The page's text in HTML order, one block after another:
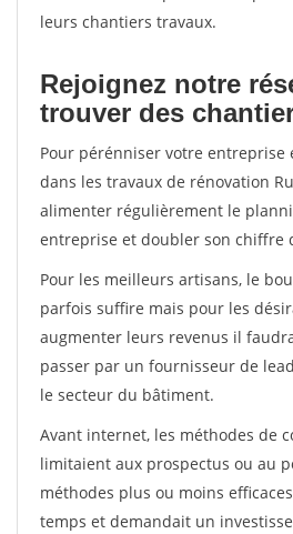
leurs chantiers travaux.
Rejoignez notre
trouver des
Pour pérénniser votre entreprise
dans les travaux de rénovation
alimenter régulièrement le
entreprise et doubler son chiffre
Pour les meilleurs artisans, le
parfois suffire mais pour les
augmenter leurs revenus il
passer par un fournisseur de
le secteur du bâtiment.
Avant internet, les méthodes de
limitaient aux prospectus ou au
méthodes plus ou moins
temps et demandait un